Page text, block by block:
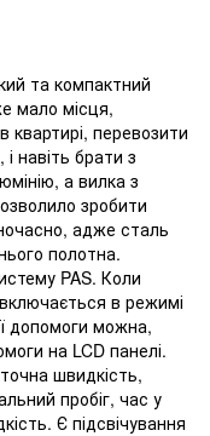
та компактний
мало місця,
квартирі, перевозити
навіть брати з
а вилка з
зробити
адже сталь
полотна.
PAS. Коли
в режимі
допомоги можна,
на LCD панелі.
швидкість,
пробіг, час у
Є підсвічування